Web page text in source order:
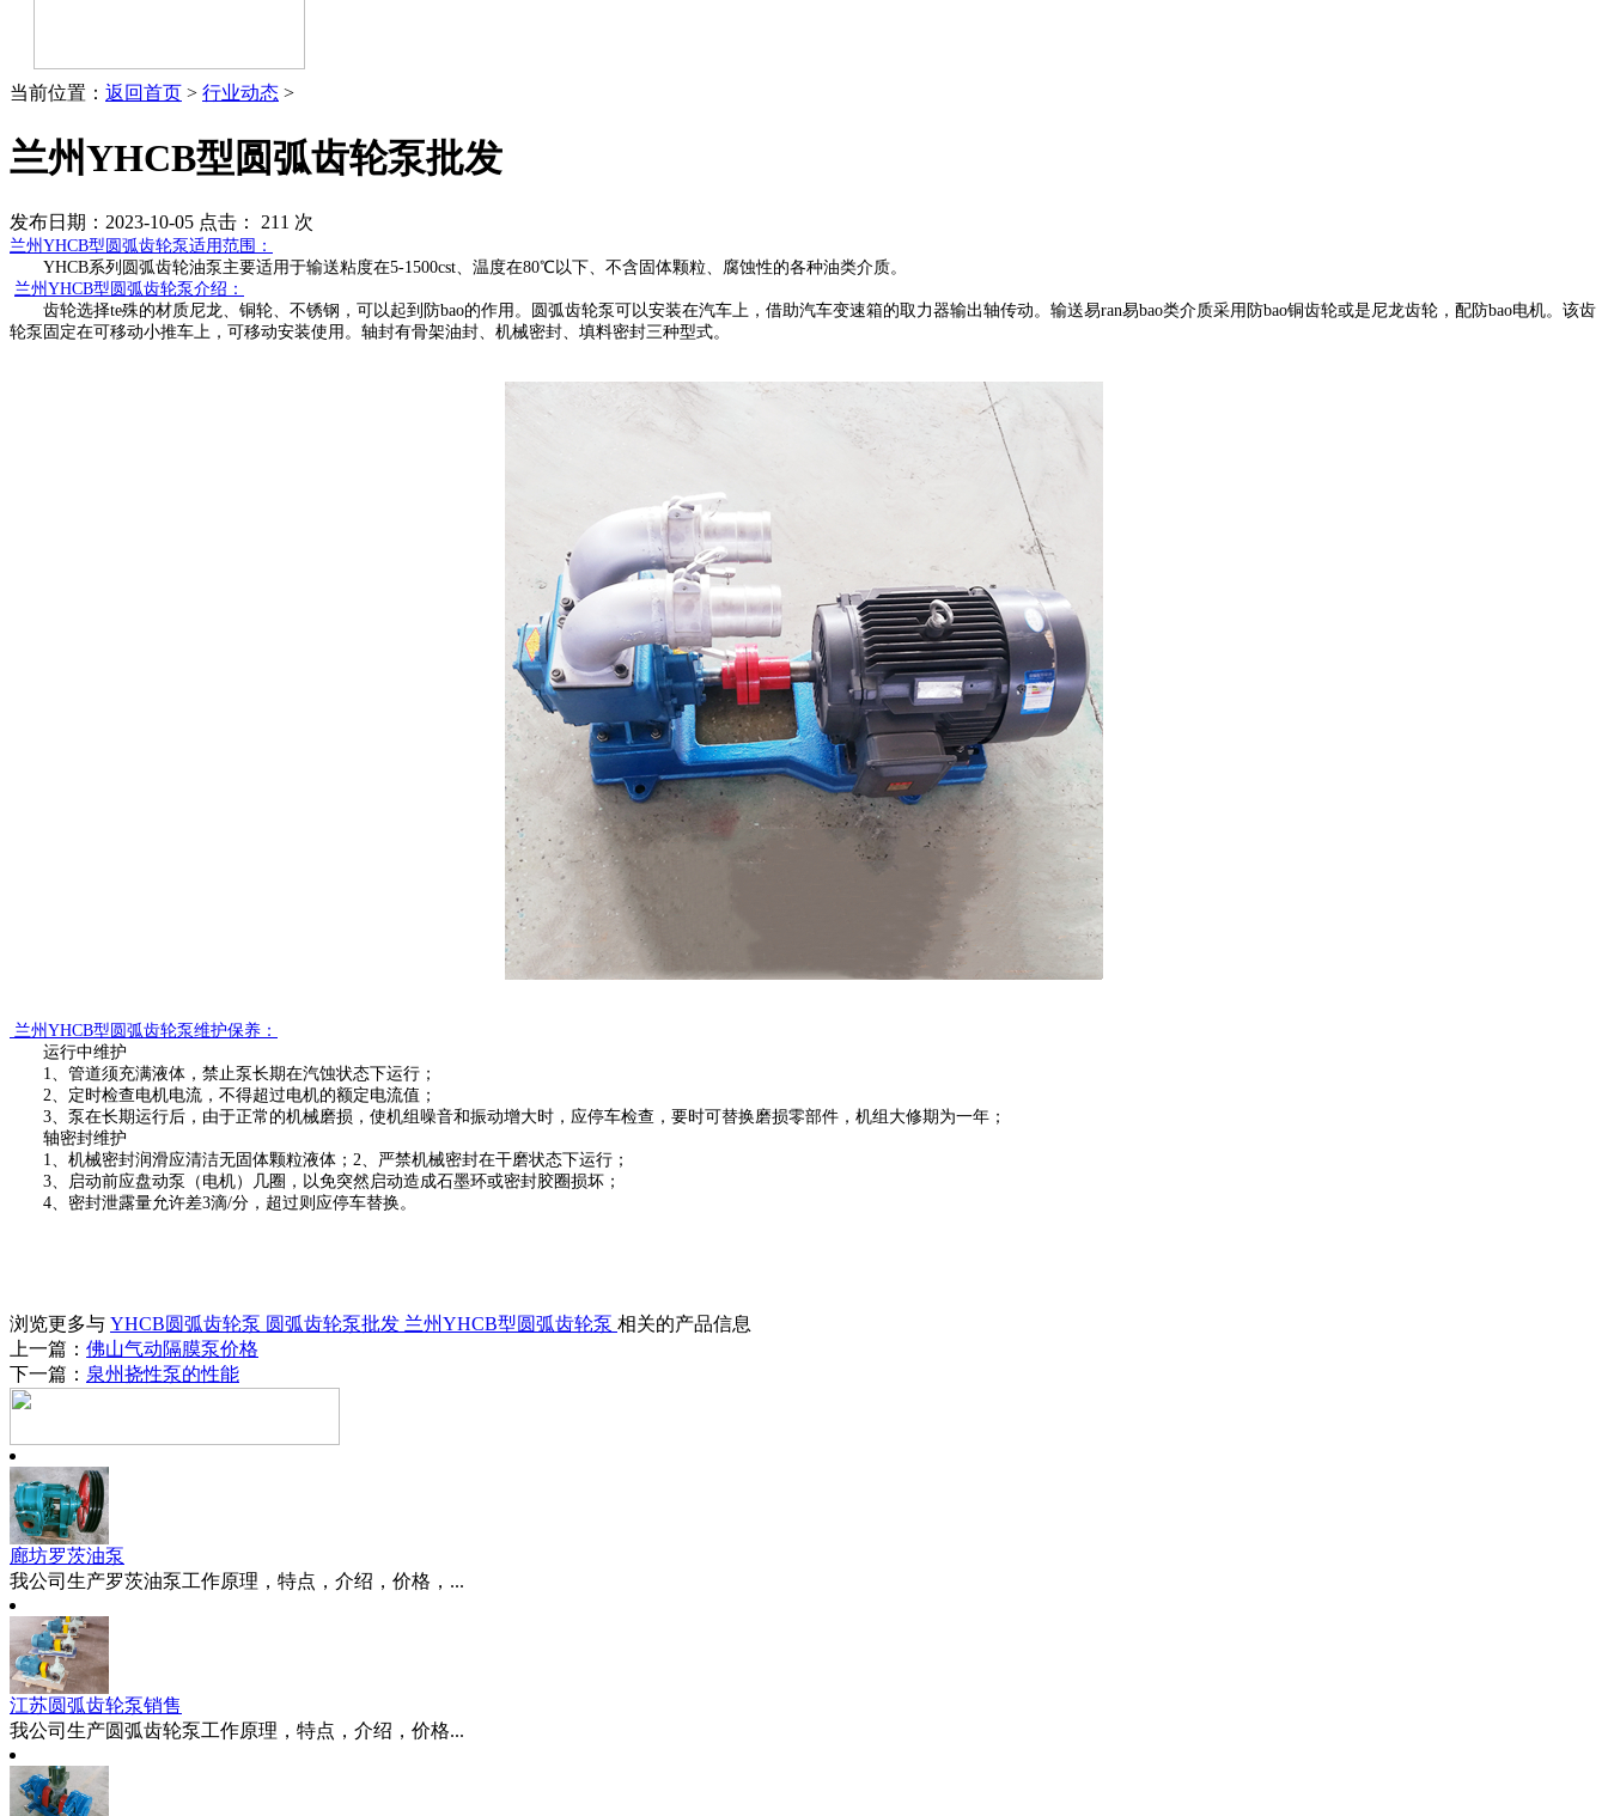
当前位置： 返回首页 > 行业动态 >
兰州YHCB型圆弧齿轮泵批发
发布日期：2023-10-05 点击： 211 次
兰州 YHCB型圆弧齿轮泵适用范围：
YHCB系列圆弧齿轮油泵 主要适用于输送粘度在5-1500cst、温度在80℃以下、不含固体颗粒、腐蚀性的各种油类介质。
兰州 YHCB型圆弧齿轮泵介绍：
齿轮选择te殊的材质尼龙、铜轮、不锈钢，可以起到防bao的作用。圆弧齿轮泵可以安装在汽车上，借助汽车变速箱的取力器输出轴传动。输送易ran易bao类介质采用防bao铜齿轮或是尼龙齿轮，配防bao电机。该齿
轮泵固定在可移动小推车上，可移动安装使用。轴封有骨架油封、机械密封、填料密封三种型式。
兰州 YHCB型圆弧齿轮泵维护保养：
运行中维护
1、管道须充满液体，禁止泵长期在汽蚀状态下运行；
2、定时检查电机电流，不得超过电机的额定电流值；
3、泵在长期运行后，由于正常的机械磨损，使机组噪音和振动增大时，应停车检查，要时可替换磨损零部件，机组大修期为一年；
轴密封维护
1、机械密封润滑应清洁无固体颗粒液体；2、严禁机械密封在干磨状态下运行；
3、启动前应盘动泵（电机）几圈，以免突然启动造成石墨环或密封胶圈损坏；
4、密封泄露量允许差3滴/分，超过则应停车替换。
浏览更多与 YHCB圆弧齿轮泵 圆弧齿轮泵批发 兰州YHCB型圆弧齿轮泵 相关的产品信息
上一篇： 佛山气动隔膜泵价格
下一篇： 泉州挠性泵的性能
廊坊罗茨油泵
我公司生产罗茨油泵工作原理，特点，介绍，价格，...
江苏圆弧齿轮泵销售
我公司生产圆弧齿轮泵工作原理，特点，介绍，价格...